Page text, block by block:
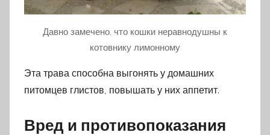
Давно замечено, что кошки неравнодушны к
котовнику лимонному
Эта трава способна выгонять у домашних
питомцев глистов, повышать у них аппетит.
Вред и противопоказания